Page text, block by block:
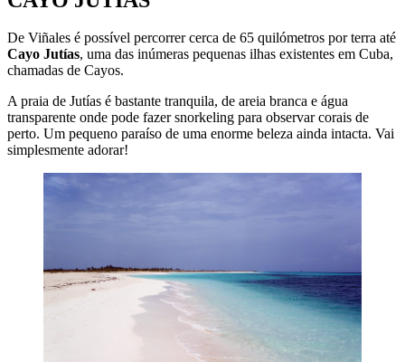
De Viñales é possível percorrer cerca de 65 quilómetros por terra até
Cayo Jutías, uma das inúmeras pequenas ilhas existentes em Cuba,
chamadas de Cayos.
A praia de Jutías é bastante tranquila, de areia branca e água
transparente onde pode fazer snorkeling para observar corais de
perto. Um pequeno paraíso de uma enorme beleza ainda intacta. Vai
simplesmente adorar!